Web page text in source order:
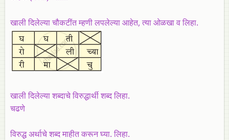
खाली दिलेल्या चौकटींत म्हणी लपलेल्या आहेत, त्या ओळखा व लिहा.
खाली दिलेल्या शब्दाचे विरुद्धार्थी शब्द लिहा.
चढणे
विरुद्ध अर्थाचे शब्द माहीत करून घ्या. लिहा.